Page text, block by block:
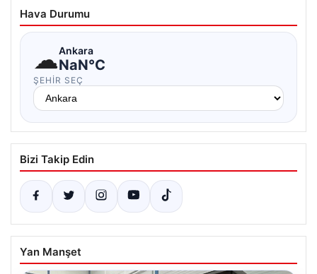
Hava Durumu
☁Ankara
NaN°C
ŞEHIR SEÇ
Bizi Takip Edin
Yan Manşet